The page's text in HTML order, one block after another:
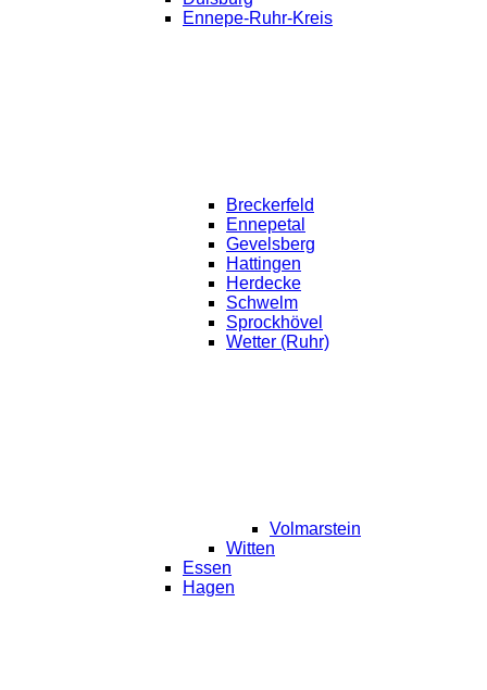
Ennepe-Ruhr-Kreis
Breckerfeld
Ennepetal
Gevelsberg
Hattingen
Herdecke
Schwelm
Sprockhövel
Wetter (Ruhr)
Volmarstein
Witten
Essen
Hagen